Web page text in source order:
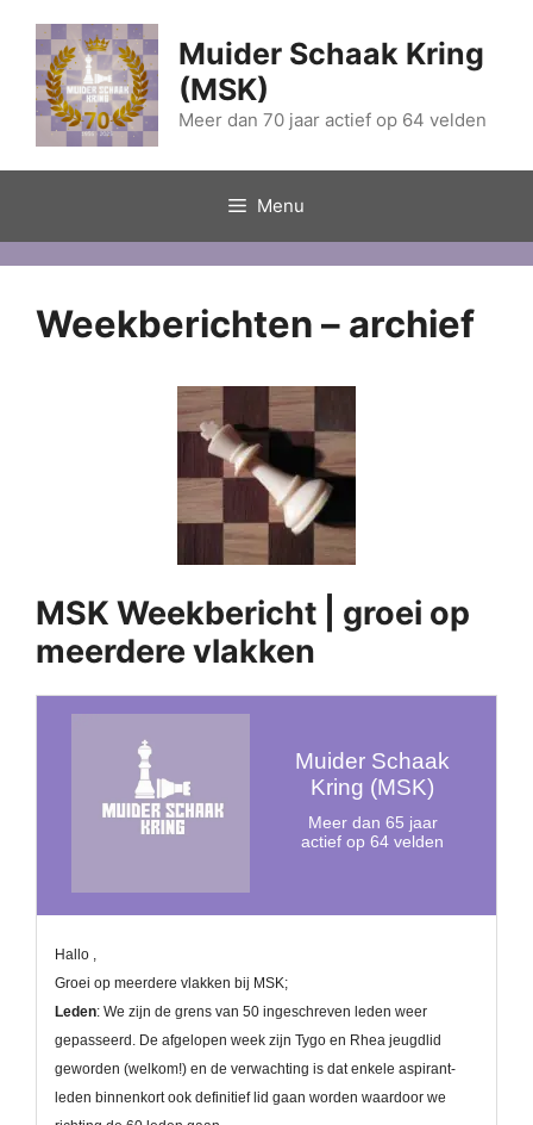
naar
inhoud
Muider Schaak Kring
(MSK)
Meer dan 70 jaar actief op 64 velden
Menu
Weekberichten – archief
MSK Weekbericht | groei op
meerdere vlakken